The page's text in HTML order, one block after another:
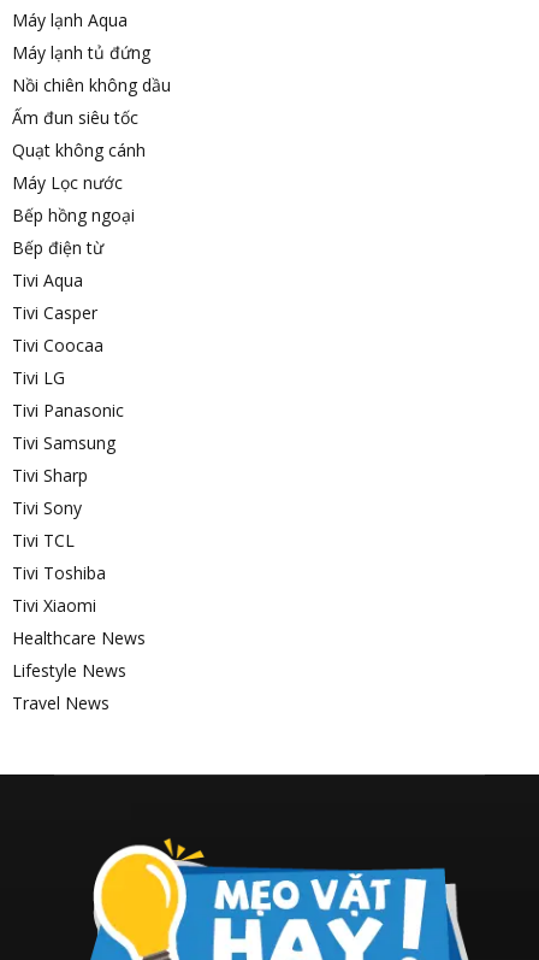
Máy lạnh Aqua
Máy lạnh tủ đứng
Nồi chiên không dầu
Ấm đun siêu tốc
Quạt không cánh
Máy Lọc nước
Bếp hồng ngoại
Bếp điện từ
Tivi Aqua
Tivi Casper
Tivi Coocaa
Tivi LG
Tivi Panasonic
Tivi Samsung
Tivi Sharp
Tivi Sony
Tivi TCL
Tivi Toshiba
Tivi Xiaomi
Healthcare News
Lifestyle News
Travel News